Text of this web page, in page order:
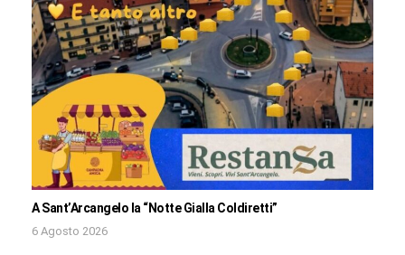
A Sant’Arcangelo la “Notte Gialla Coldiretti”
6 Agosto 2026